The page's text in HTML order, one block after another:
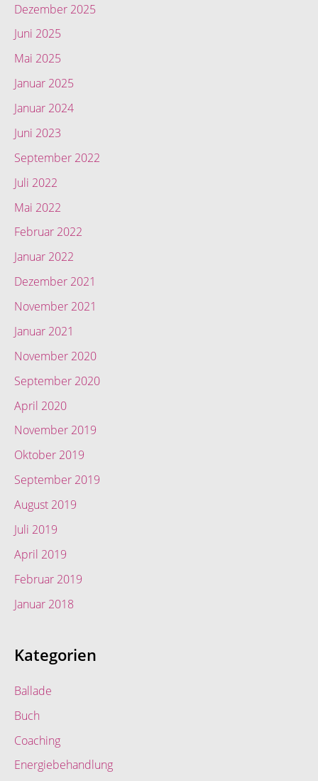
Dezember 2025
Juni 2025
Mai 2025
Januar 2025
Januar 2024
Juni 2023
September 2022
Juli 2022
Mai 2022
Februar 2022
Januar 2022
Dezember 2021
November 2021
Januar 2021
November 2020
September 2020
April 2020
November 2019
Oktober 2019
September 2019
August 2019
Juli 2019
April 2019
Februar 2019
Januar 2018
Kategorien
Ballade
Buch
Coaching
Energiebehandlung